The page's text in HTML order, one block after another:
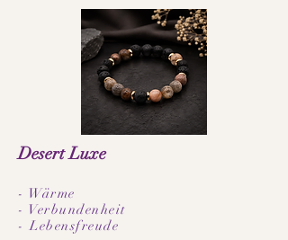
Desert Luxe
- Wärme
- Verbundenheit
- Lebensfreude